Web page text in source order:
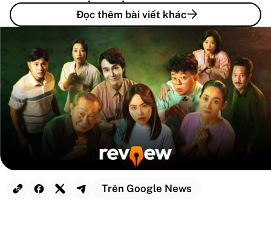
Trên Google News
Đọc thêm bài viết khác